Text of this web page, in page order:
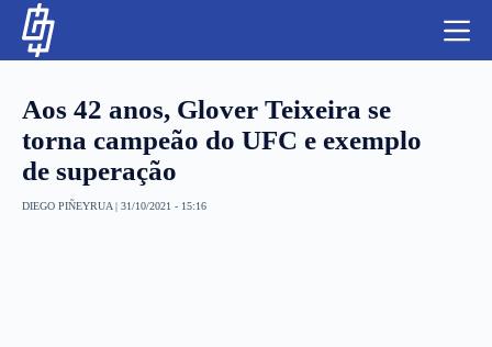
Aos 42 anos, Glover Teixeira se
torna campeão do UFC e exemplo
de superação
DIEGO PIÑEYRUA | 31/10/2021 - 15:16